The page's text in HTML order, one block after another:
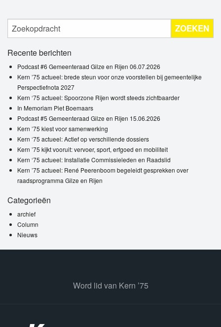
ZOEKEN
Recente berichten
Podcast #6 Gemeenteraad Gilze en Rijen 06.07.2026
Kern ’75 actueel: brede steun voor onze voorstellen bij gemeentelijke
Perspectiefnota 2027
Kern ‘75 actueel: Spoorzone Rijen wordt steeds zichtbaarder
In Memoriam Piet Boemaars
Podcast #5 Gemeenteraad Gilze en Rijen 15.06.2026
Kern ’75 kiest voor samenwerking
Kern ‘75 actueel: Actief op verschillende dossiers
Kern ’75 kijkt vooruit: vervoer, sport, erfgoed en mobiliteit
Kern ‘75 actueel: Installatie Commissieleden en Raadslid
Kern ’75 actueel: René Peerenboom begeleidt gesprekken over
raadsprogramma Gilze en Rijen
Categorieën
archief
Column
Nieuws
Word lid van Kern ’75